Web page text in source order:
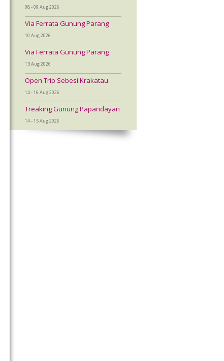
08 - 09 Aug 2026
Via Ferrata Gunung Parang
10 Aug 2026
Via Ferrata Gunung Parang
13 Aug 2026
Open Trip Sebesi Krakatau
14 - 16 Aug 2026
Treaking Gunung Papandayan
14 - 15 Aug 2026